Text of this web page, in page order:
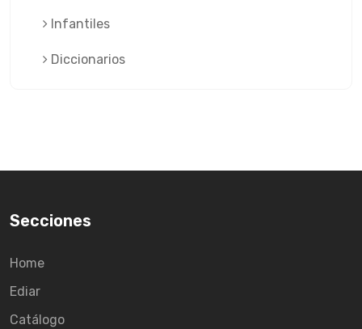
Infantiles
Diccionarios
Secciones
Home
Ediar
Catálogo